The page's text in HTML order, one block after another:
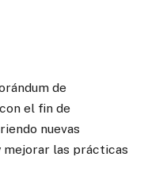
de
el fin de
nuevas
mejorar las prácticas